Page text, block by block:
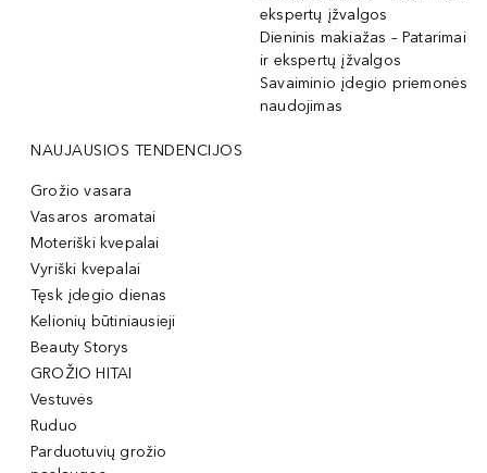
ekspertų įžvalgos
Dieninis makiažas – Patarimai
ir ekspertų įžvalgos
Savaiminio įdegio priemonės
naudojimas
NAUJAUSIOS TENDENCIJOS
Grožio vasara
Vasaros aromatai
Moteriški kvepalai
Vyriški kvepalai
Tęsk įdegio dienas
Kelionių būtiniausieji
Beauty Storys
GROŽIO HITAI
Vestuvės
Ruduo
Parduotuvių grožio